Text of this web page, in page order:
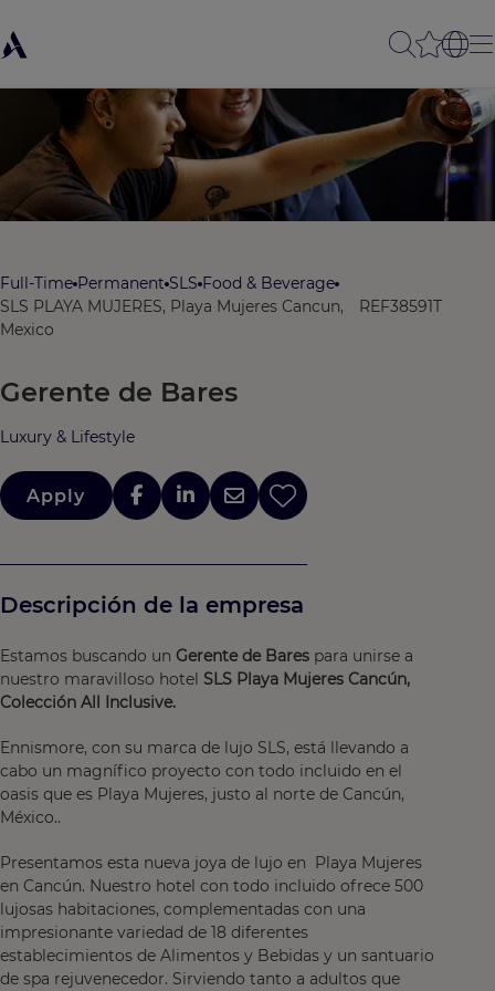
Full-Time Permanent SLS Food & Beverage
SLS PLAYA MUJERES, Playa Mujeres Cancun,
Mexico
REF38591T
Gerente de Bares
Luxury & Lifestyle
Apply
Descripción de la empresa
Estamos buscando un Gerente de Bares para unirse a
nuestro maravilloso hotel SLS Playa Mujeres Cancún,
Colección All Inclusive.
Ennismore, con su marca de lujo SLS, está llevando a
cabo un magnífico proyecto con todo incluido en el
oasis que es Playa Mujeres, justo al norte de Cancún,
México..
Presentamos esta nueva joya de lujo en Playa Mujeres
en Cancún. Nuestro hotel con todo incluido ofrece 500
lujosas habitaciones, complementadas con una
impresionante variedad de 18 diferentes
establecimientos de Alimentos y Bebidas y un santuario
de spa rejuvenecedor. Sirviendo tanto a adultos que